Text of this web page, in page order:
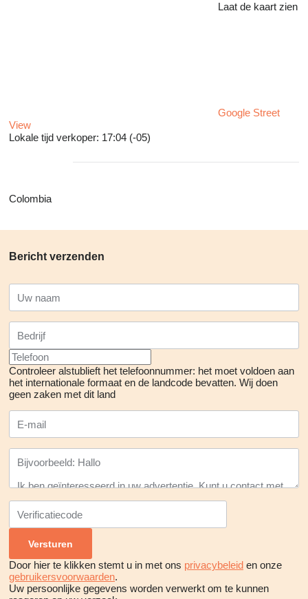
Laat de kaart zien
Google Street
View
Lokale tijd verkoper: 17:04 (-05)
Colombia
Bericht verzenden
Controleer alstublieft het telefoonnummer: het moet voldoen aan
het internationale formaat en de landcode bevatten. Wij doen
geen zaken met dit land
Door hier te klikken stemt u in met ons privacybeleid en onze
gebruikersvoorwaarden.
Uw persoonlijke gegevens worden verwerkt om te kunnen